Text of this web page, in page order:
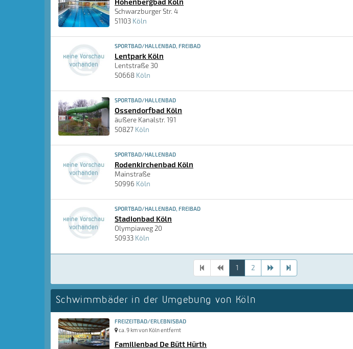
Schwarzburger Str. 4
51103 Köln
SPORTBAD/HALLENBAD, FREIBAD
Lentpark Köln
Lentstraße 30
50668 Köln
SPORTBAD/HALLENBAD
Ossendorfbad Köln
äußere Kanalstr. 191
50827 Köln
SPORTBAD/HALLENBAD
Rodenkirchenbad Köln
Mainstraße
50996 Köln
SPORTBAD/HALLENBAD, FREIBAD
Stadionbad Köln
Olympiaweg 20
50933 Köln
1 2
Schwimmbäder in der Umgebung von Köln
FREIZEITBAD/ERLEBNISBAD
ca. 9 km von Köln entfernt
Familienbad De Bütt Hürth